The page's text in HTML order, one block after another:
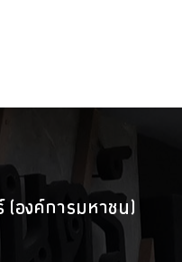
(องค์การมหาชน)